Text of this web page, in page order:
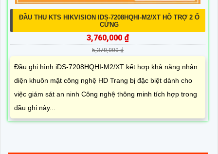
ĐẦU THU KTS HIKVISION IDS-7208HQHI-M2/XT HỖ TRỢ 2 Ổ
CỨNG
3,760,000 ₫
5,370,000 ₫
Đầu ghi hình iDS-7208HQHI-M2/XT kết hợp khả năng nhận
diện khuôn mặt công nghệ HD Trang bị đặc biệt dành cho
việc giám sát an ninh Công nghệ thông minh tích hợp trong
đầu ghi này...